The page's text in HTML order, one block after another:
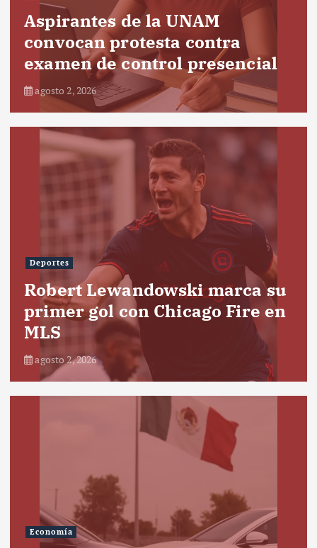
Aspirantes de la UNAM
convocan protesta contra
examen de control presencial
agosto 2, 2026
Deportes
Robert Lewandowski marca su
primer gol con Chicago Fire en
MLS
agosto 2, 2026
Economía